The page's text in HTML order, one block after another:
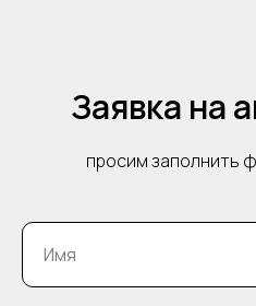
Заявка на
просим заполнить
Имя